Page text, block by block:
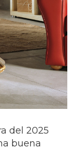
del 2025
buena